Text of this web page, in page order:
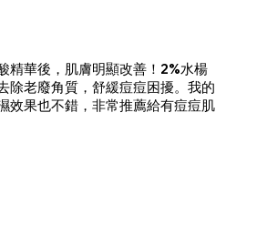
精華後，肌膚明顯改善！2%水楊
除老廢角質，舒緩痘痘困擾。我的
效果也不錯，非常推薦給有痘痘肌